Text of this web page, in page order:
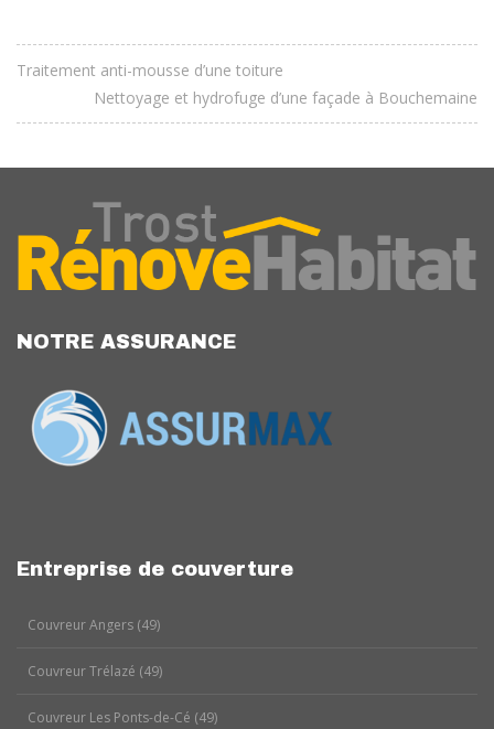
Traitement anti-mousse d’une toiture
Nettoyage et hydrofuge d’une façade à Bouchemaine
NOTRE ASSURANCE
Entreprise de couverture
Couvreur Angers (49)
Couvreur Trélazé (49)
Couvreur Les Ponts-de-Cé (49)